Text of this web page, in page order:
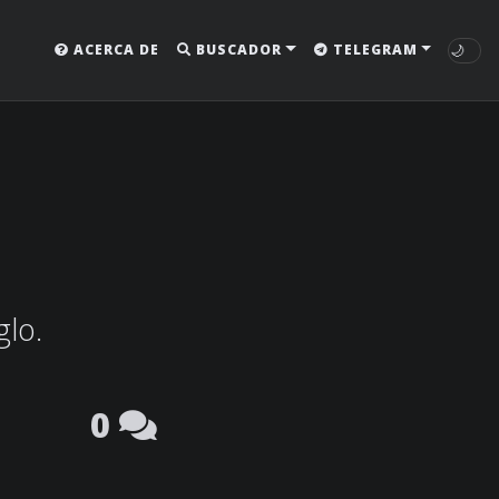
ACERCA DE BUSCADOR TELEGRAM 🌙
0